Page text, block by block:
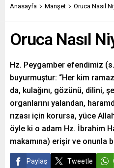
Anasayfa Manşet Oruca Nasıl
Oruca Nasıl
Hz. Peygamber efendimiz
buyurmuştur: “Her kim
da, kulağını, gözünü, dilini,
organlarını yalandan,
rızası için korursa, yüce
öyle ki o adam Hz. İbrahim
makamına) erişir ve onunla
Paylaş Tweetle